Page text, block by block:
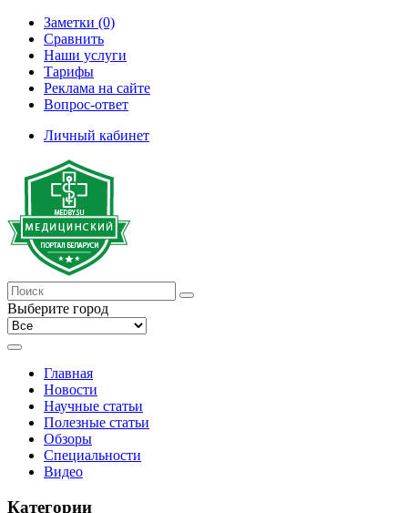
Заметки (0)
Сравнить
Наши услуги
Тарифы
Реклама на сайте
Вопрос-ответ
Личный кабинет
Выберите город
Главная
Новости
Научные статьи
Полезные статьи
Обзоры
Специальности
Видео
Категории